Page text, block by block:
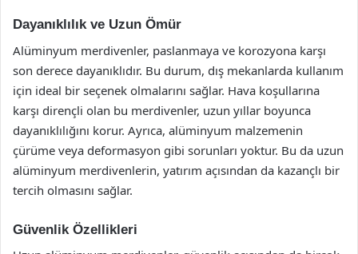
Dayanıklılık ve Uzun Ömür
Alüminyum merdivenler, paslanmaya ve korozyona karşı
son derece dayanıklıdır. Bu durum, dış mekanlarda kullanım
için ideal bir seçenek olmalarını sağlar. Hava koşullarına
karşı dirençli olan bu merdivenler, uzun yıllar boyunca
dayanıklılığını korur. Ayrıca, alüminyum malzemenin
çürüme veya deformasyon gibi sorunları yoktur. Bu da uzun
alüminyum merdivenlerin, yatırım açısından da kazançlı bir
tercih olmasını sağlar.
Güvenlik Özellikleri